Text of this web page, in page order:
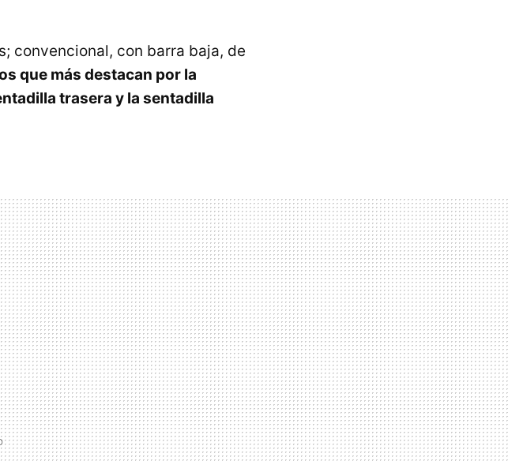
convencional, con barra baja, de
que más destacan por la
trasera y la sentadilla